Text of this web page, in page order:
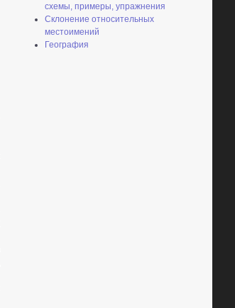
схемы, примеры, упражнения
Склонение относительных
местоимений
География